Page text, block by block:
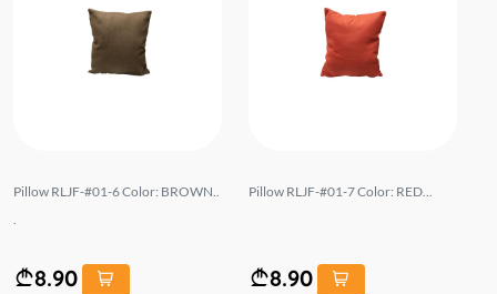
Pillow RLJF-#01-6 Color: BROWN..
.
8.90
Pillow RLJF-#01-7 Color: RED...
8.90